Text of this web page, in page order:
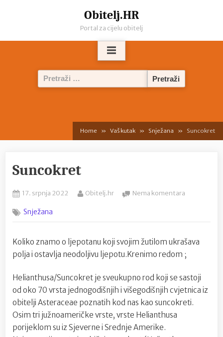
Obitelj.HR
Portal za cijelu obitelj
Pretraži:
Home Vaš kutak Snježana Suncokret
Suncokret
Posted
17. srpnja 2022 By
Obitelj.hr Nema komentara
Snježana
Koliko znamo o ljepotanu koji svojim žutilom ukrašava
polja i ostavlja neodoljivu ljepotu.Krenimo redom ;
Helianthusa/Suncokret je sveukupno rod koji se sastoji
od oko 70 vrsta jednogodišnjih i višegodišnjih cvjetnica iz
obitelji Asteraceae poznatih kod nas kao suncokreti.
Osim tri južnoameričke vrste, vrste Helianthusa
porijeklom su iz Sjeverne i Srednje Amerike.